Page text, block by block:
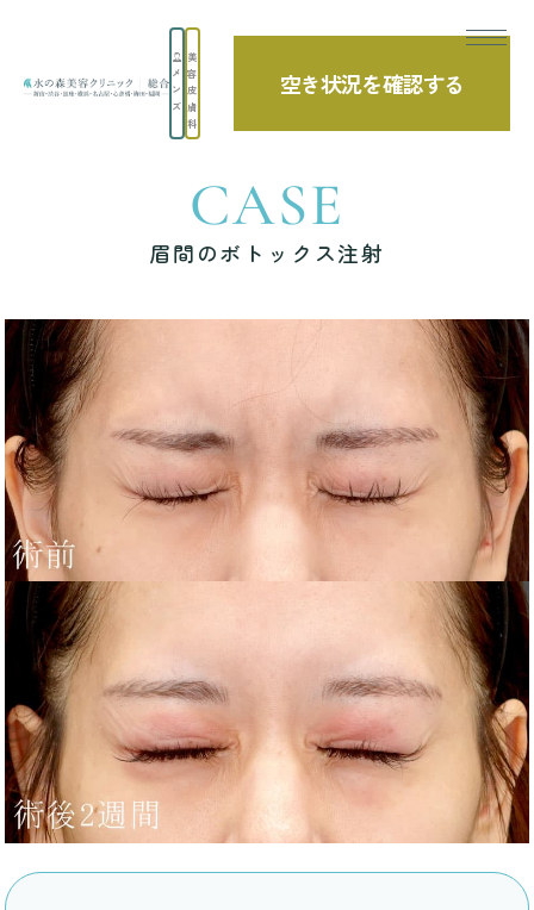
メ
ン
ズ
美
容
皮
膚
科
空き状況を確認する
TOP 症例写真 眉間のボトックス注射
CASE
眉間のボトックス注射